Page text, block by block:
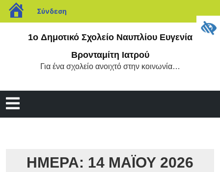
blogs.sch.gr
Σύνδεση
1o Δημοτικό Σχολείο Ναυπλίου Ευγενία
Βρονταμίτη Ιατρού
Για ένα σχολείο ανοιχτό στην κοινωνία…
Άνοιγμα
ΗΜΈΡΑ: 14 ΜΑΪ́ΟΥ 2026